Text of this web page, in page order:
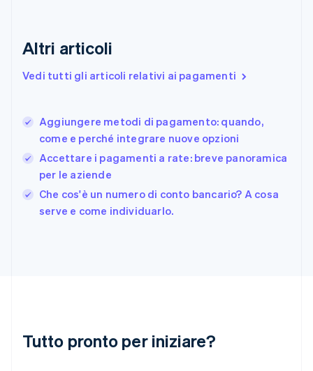
Altri articoli
Vedi tutti gli articoli relativi ai pagamenti
Aggiungere metodi di pagamento: quando,
come e perché integrare nuove opzioni
Accettare i pagamenti a rate: breve panoramica
per le aziende
Che cos'è un numero di conto bancario? A cosa
serve e come individuarlo.
Tutto pronto per iniziare?
Finlandia
Francia
DeutschEnglish
Giappone
日本語 English
English
Grecia
English
Liechtenstein
DeutschEnglish